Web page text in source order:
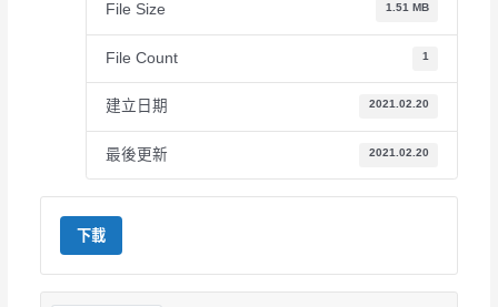
File Size 1.51 MB
File Count 1
建立日期 2021.02.20
最後更新 2021.02.20
下載